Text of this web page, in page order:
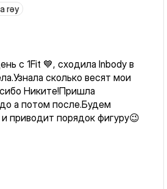
rəy
с 1Fit 💙, сходила Inbody в
сколько весят мои
Никите!Пришла
а потом после.Будем
приводит порядок фигуру😉